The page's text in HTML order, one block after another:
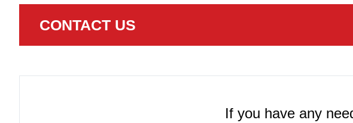
CONTACT US
If you have any